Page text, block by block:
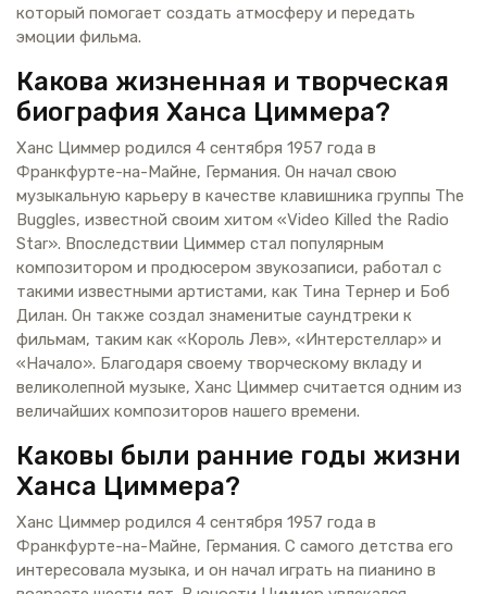
который помогает создать атмосферу и передать
эмоции фильма.
Какова жизненная и творческая
биография Ханса Циммера?
Ханс Циммер родился 4 сентября 1957 года в
Франкфурте-на-Майне, Германия. Он начал свою
музыкальную карьеру в качестве клавишника группы The
Buggles, известной своим хитом «Video Killed the Radio
Star». Впоследствии Циммер стал популярным
композитором и продюсером звукозаписи, работал с
такими известными артистами, как Тина Тернер и Боб
Дилан. Он также создал знаменитые саундтреки к
фильмам, таким как «Король Лев», «Интерстеллар» и
«Начало». Благодаря своему творческому вкладу и
великолепной музыке, Ханс Циммер считается одним из
величайших композиторов нашего времени.
Каковы были ранние годы жизни
Ханса Циммера?
Ханс Циммер родился 4 сентября 1957 года в
Франкфурте-на-Майне, Германия. С самого детства его
интересовала музыка, и он начал играть на пианино в